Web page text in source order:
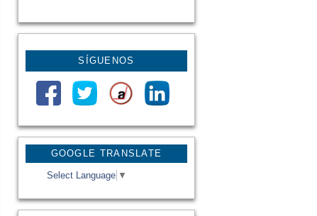
GOOGLE TRANSLATE
Select Language ▼
SÍGUENOS